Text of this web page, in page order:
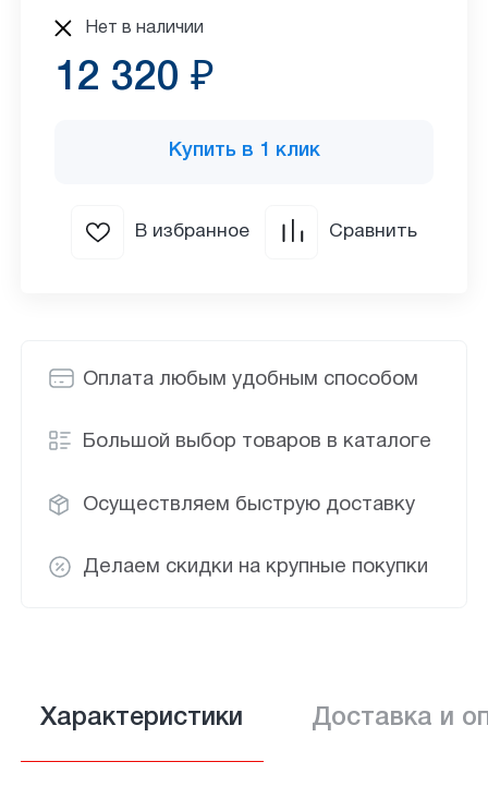
Оплата любым удобным способом
Большой выбор товаров в каталоге
Осуществляем быструю доставку
Делаем скидки на крупные покупки
Нет в наличии
12 320 ₽
Купить в 1 клик
В избранное Сравнить
Характеристики Доставка и